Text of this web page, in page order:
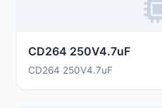
CD264 250V4.7uF
CD264 250V4.7uF